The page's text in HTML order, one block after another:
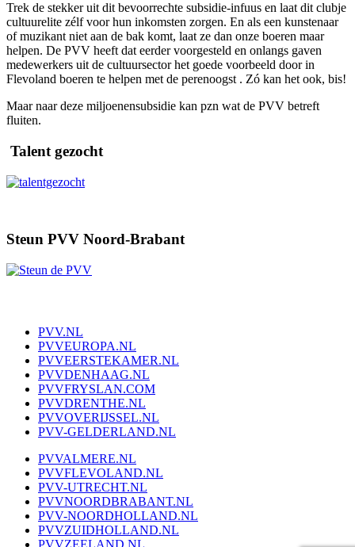
Trek de stekker uit dit bevoorrechte subsidie-infuus en laat dit clubje
cultuurelite zélf voor hun inkomsten zorgen. En als een kunstenaar
of muzikant niet aan de bak komt, laat ze dan onze boeren maar
helpen. De PVV heeft dat eerder voorgesteld en onlangs gaven
medewerkers uit de cultuursector het goede voorbeeld door in
Flevoland boeren te helpen met de perenoogst . Zó kan het ook, bis!
Maar naar deze miljoenensubsidie kan pzn wat de PVV betreft
fluiten.
Talent gezocht
Steun PVV Noord-Brabant
PVV.NL
PVVEUROPA.NL
PVVEERSTEKAMER.NL
PVVDENHAAG.NL
PVVFRYSLAN.COM
PVVDRENTHE.NL
PVVOVERIJSSEL.NL
PVV-GELDERLAND.NL
PVVALMERE.NL
PVVFLEVOLAND.NL
PVV-UTRECHT.NL
PVVNOORDBRABANT.NL
PVV-NOORDHOLLAND.NL
PVVZUIDHOLLAND.NL
PVVZEELAND.NL